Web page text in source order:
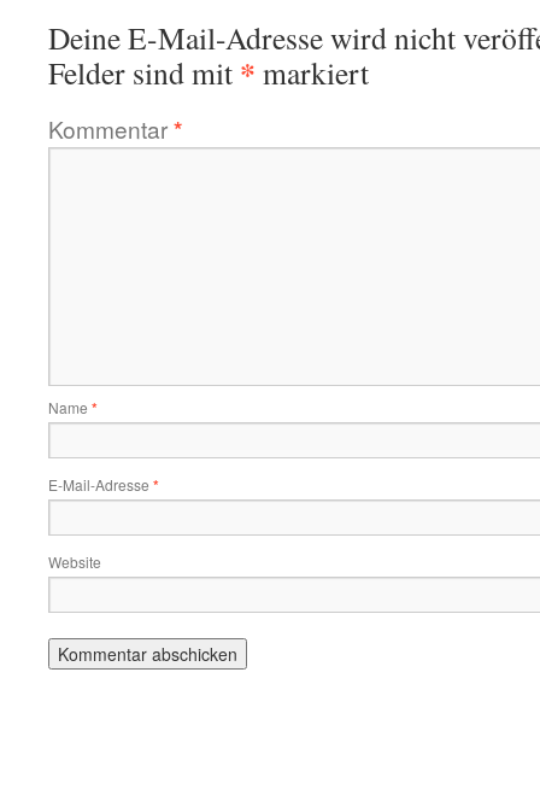
Deine E-Mail-Adresse wird nicht
Felder sind mit * markiert
Kommentar*
Name *
E-Mail-Adresse *
Website